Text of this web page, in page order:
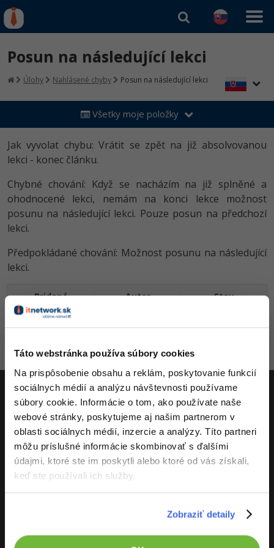
Táto webstránka používa súbory cookies
Na prispôsobenie obsahu a reklám, poskytovanie funkcií
sociálnych médií a analýzu návštevnosti používame
súbory cookie. Informácie o tom, ako používate naše
webové stránky, poskytujeme aj našim partnerom v
oblasti sociálnych médií, inzercie a analýzy. Títo partneri
môžu príslušné informácie skombinovať s ďalšími
údajmi, ktoré ste im poskytli alebo ktoré od vás získali,
keď ste používali ich služby.
Zobraziť detaily
Rekvalifikačné kurzy
hradené úradom práce
Ako začať?
Java -80%
Python -80%
-80%
C++
Swift
Kotlin
Céčko -80%
VB.NET
SQL
UML -80%
Algoritmy
Kurzy e-commerce
Testovanie softvéru
Marketing
WordPress
Business
MS Office -80%
Time management
Fórum
Linux a UNIX
Siete
Kurzy dizajnu
HTML/CSS -80%
Photoshop -80%
Adobe XD -15%
Adobe InDesign
Adobe After Effects
Blender -80%
Inkscape
Fotografovanie -80%
Video
Médiá
Kariéra
Prihlásiť sa |Registrovať
Posun na následující lekci
Úlohy Nahlásené chyby Posun na následující lekci
Všetky moje položky
Jak vyvolat chybu: Vrátit se zpět na již absolvovanou
lekci - konec článku.
Chybné chování: Když se nacházím na již splněné a
ohodnocené lekci, nemám na konci lekce možnost
posunu na následující lekci. Pouze posun na předchozí
lekci.
Předpokládané chování: Možnost posunu na následující
lekci.
Pridané Autor Stav
18.1.2024 8:02 Jan Benda Zamietnuté
ITnetwork.sk
Učíme národ IT
O projekte